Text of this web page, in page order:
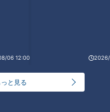
06 12:00
っと見る